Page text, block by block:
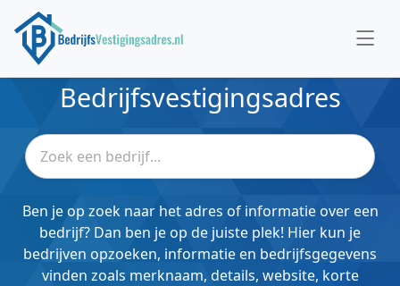
Bedrijfsvestigingsadres
Ben je op zoek naar het adres of informatie over een
bedrijf? Dan ben je op de juiste plek! Hier kun je
bedrijven opzoeken, informatie en bedrijfsgegevens
vinden zoals merknaam, details, website, korte